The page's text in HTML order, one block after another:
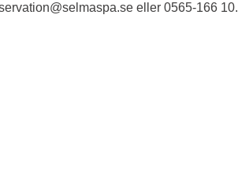
eller 0565-166 10.